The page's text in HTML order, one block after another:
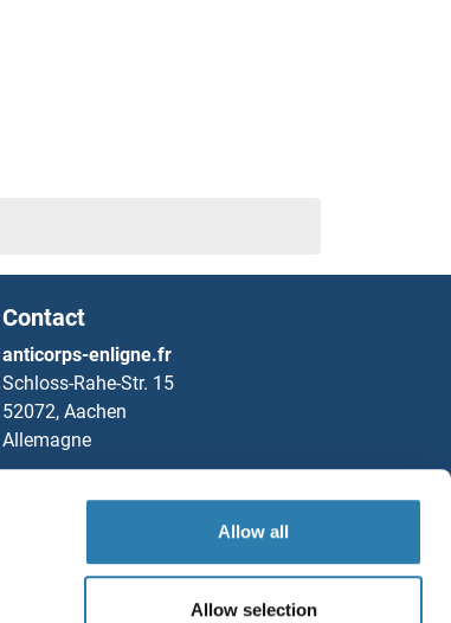
Allow all
Allow selection
Contact
anticorps-enligne.fr
Schloss-Rahe-Str. 15
52072, Aachen
Allemagne
Partners
Rockland Immunochemicals, Inc.